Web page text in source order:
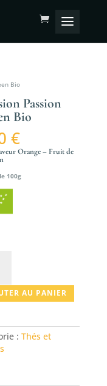
Bio
Passion
Bio
€
Orange – Fruit de
100g
AU PANIER
:Thés et